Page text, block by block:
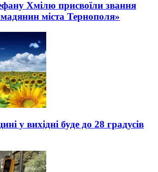
Хмілю присвоїли звання
міста Тернополя»
у вихідні буде до 28 градусів